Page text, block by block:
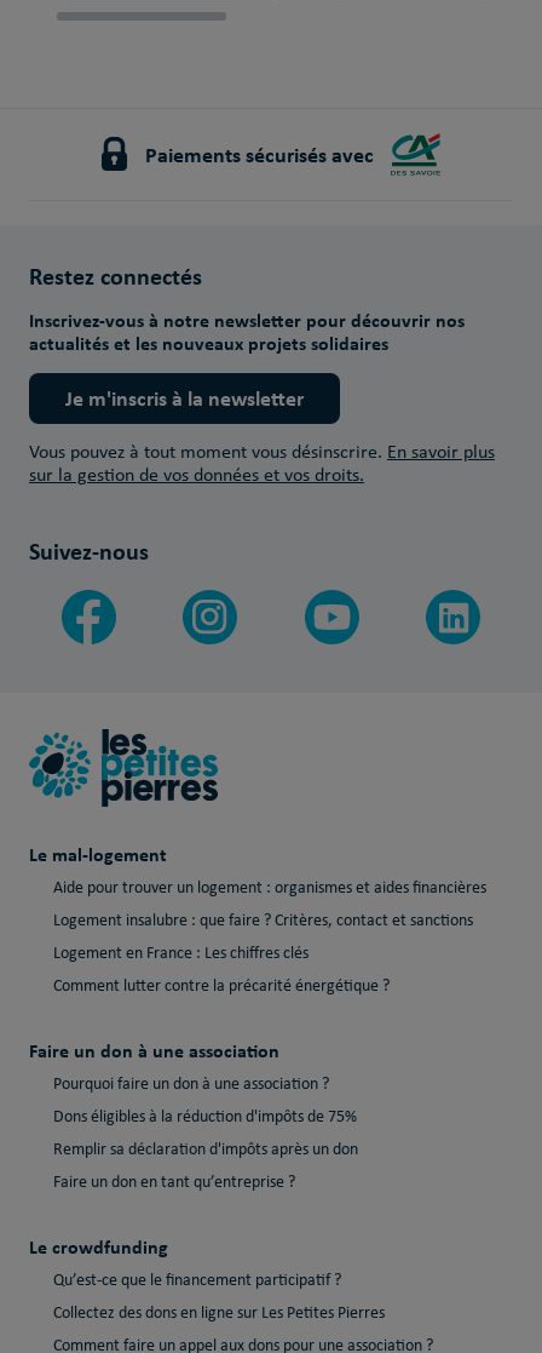
Paiements sécurisés avec
Restez connectés
Inscrivez-vous à notre newsletter pour découvrir nos
actualités et les nouveaux projets solidaires
Je m'inscris à la newsletter
Vous pouvez à tout moment vous désinscrire. En savoir plus
sur la gestion de vos données et vos droits.
Suivez-nous
Le mal-logement
Aide pour trouver un logement : organismes et aides financières
Logement insalubre : que faire ? Critères, contact et sanctions
Logement en France : Les chiffres clés
Comment lutter contre la précarité énergétique ?
Faire un don à une association
Pourquoi faire un don à une association ?
Dons éligibles à la réduction d'impôts de 75%
Remplir sa déclaration d'impôts après un don
Faire un don en tant qu’entreprise ?
Le crowdfunding
Qu’est-ce que le financement participatif ?
Collectez des dons en ligne sur Les Petites Pierres
Comment faire un appel aux dons pour une association ?